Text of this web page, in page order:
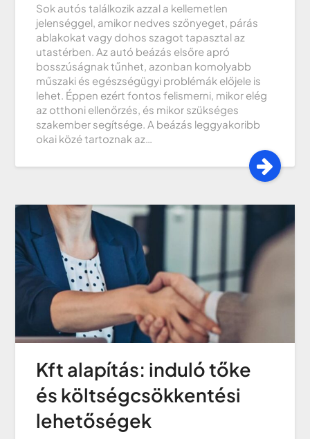
Sok autós találkozik azzal a kellemetlen
jelenséggel, amikor nedves szőnyeget, párás
ablakokat vagy dohos szagot tapasztal az
utastérben. Az autó beázás elsőre apró
bosszúságnak tűnhet, azonban komolyabb
műszaki és egészségügyi problémák előjele is
lehet. Éppen ezért fontos felismerni, mikor elég
az otthoni ellenőrzés, és mikor szükséges
szakember segítsége. A beázás leggyakoribb
okai közé tartoznak az…
Kft alapítás: induló tőke
és költségcsökkentési
lehetőségek